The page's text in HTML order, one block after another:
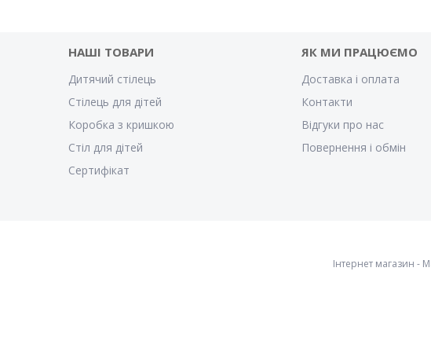
НАШІ ТОВАРИ
Дитячий стілець
Стілець для дітей
Коробка з кришкою
Стіл для дітей
Cертифікат
ЯК МИ ПРАЦЮЄМО
Доставка і оплата
Контакти
Відгуки про нас
Повернення і обмін